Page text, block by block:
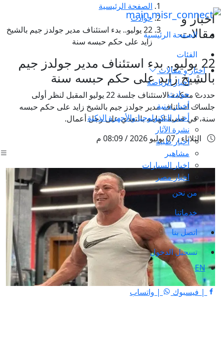
الصفحة الرئيسية
الفئات
اخبار و مقالات
أخبار الرياضة
حوادث
أخبار دينية
أخبار التكنولوجيا والأجهزة الذكية
نشرة الآثار
اخبار طبية
مشاهير
اخبار السيارات
اخبار مصر
من نحن
خدماتنا
اتصل بنا
تسجيل الدخول
EN
اخبار و
مقالات
الصفحة الرئيسية
حوادث
22 يوليو.. بدء استئناف مدير جولدز جيم بالشيخ
زايد على حكم حبسه سنة
22 يوليو.. بدء استئناف مدير جولدز جيم
بالشيخ زايد على حكم حبسه سنة
حددت محكمة الاستئناف جلسة 22 يوليو المقبل لنظر أولى
جلسات استئناف مدير جولدز جيم بالشيخ زايد على حكم حبسه
سنة، في قضية اتهامه بالتعدي على رجل أعمال.
الثلاثاء , 07 يوليو 2026 / 08:09 م
| فيسبوك | واتساب